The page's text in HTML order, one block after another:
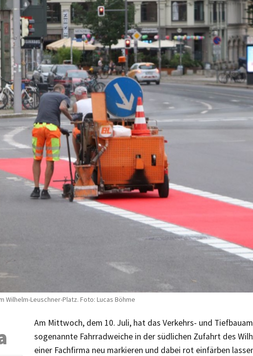
Leuschner-Platz. Foto: Lucas Böhme
Am Mittwoch, dem 10. Juli, hat das Verkehrs- und
sogenannte Fahrradweiche in der südlichen Zufahrt des
einer Fachfirma neu markieren und dabei rot einfärben